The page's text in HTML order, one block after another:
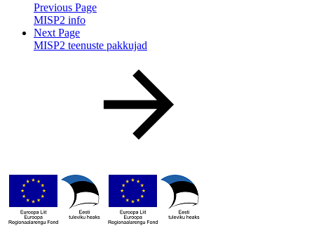
Previous Page
MISP2 info
Next Page
MISP2 teenuste pakkujad